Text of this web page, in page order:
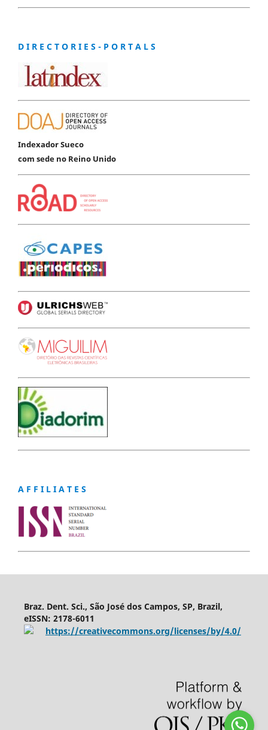
D I R E C T O R I E S - P O R T A L S
Indexador Sueco
com sede no Reino Unido
A F F I L I A T E S
Braz. Dent. Sci., São José dos Campos, SP, Brazil,
eISSN: 2178-6011
https://creativecommons.org/licenses/by/4.0/